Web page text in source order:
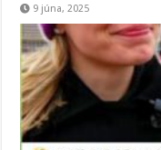
9 júna, 2025